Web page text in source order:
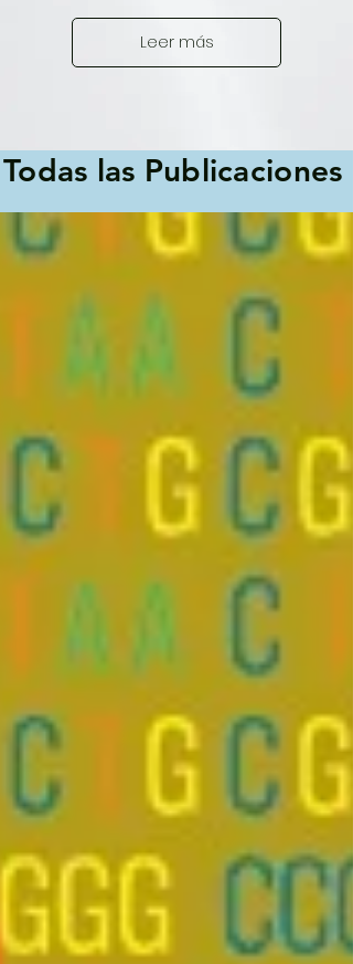
Leer más
Todas las Publicaciones